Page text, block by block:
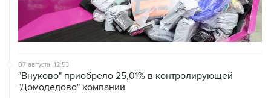
07 августа, 12:53
"Внуково" приобрело 25,01% в контролирующей
"Домодедово" компании